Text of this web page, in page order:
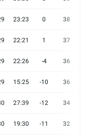
23:23 0 38
22:21 1 37
22:26 -4 36
15:25 -10 36
27:39 -12 34
19:30 -11 32